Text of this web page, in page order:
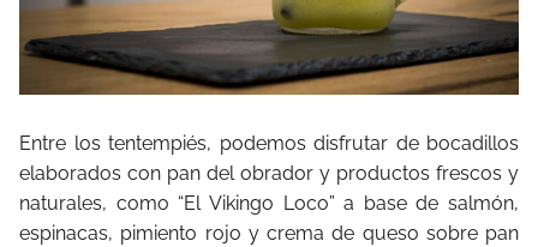
Entre los tentempiés, podemos disfrutar de bocadillos
elaborados con pan del obrador y productos frescos y
naturales, como “El Vikingo Loco” a base de salmón,
espinacas, pimiento rojo y crema de queso sobre pan